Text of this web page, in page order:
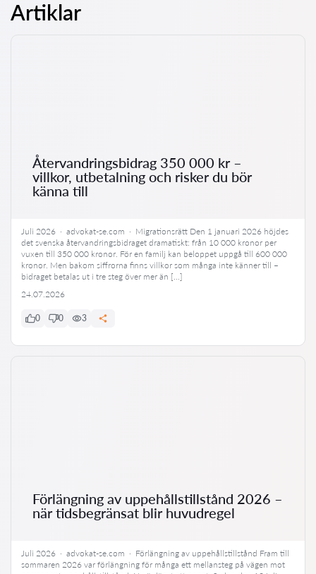
Artiklar
Återvandringsbidrag 350 000 kr –
villkor, utbetalning och risker du bör
känna till
Juli 2026 · advokat-se.com · Migrationsrätt Den 1 januari 2026 höjdes
det svenska återvandringsbidraget dramatiskt: från 10 000 kronor per
vuxen till 350 000 kronor. För en familj kan beloppet uppgå till 600 000
kronor. Men bakom siffrorna finns villkor som många inte känner till –
bidraget betalas ut i tre steg över mer än […]
24.07.2026
0 0 3
Förlängning av uppehållstillstånd 2026 –
när tidsbegränsat blir huvudregel
Juli 2026 · advokat-se.com · Förlängning av uppehållstillstånd Fram till
sommaren 2026 var förlängning för många ett mellansteg på vägen mot